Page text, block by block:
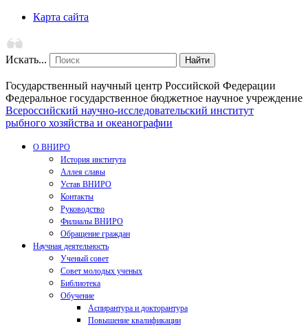
Карта сайта
Искать... Найти
Государственный научный центр Российской Федерации
Федеральное государственное бюджетное научное учреждение
Всероссийский научно-исследовательский институт
рыбного хозяйства и океанографии
О ВНИРО
История института
Аллея славы
Устав ВНИРО
Контакты
Руководство
Филиалы ВНИРО
Обращение граждан
Научная деятельность
Ученый совет
Совет молодых ученых
Библиотека
Обучение
Аспирантура и докторантура
Повышение квалификации